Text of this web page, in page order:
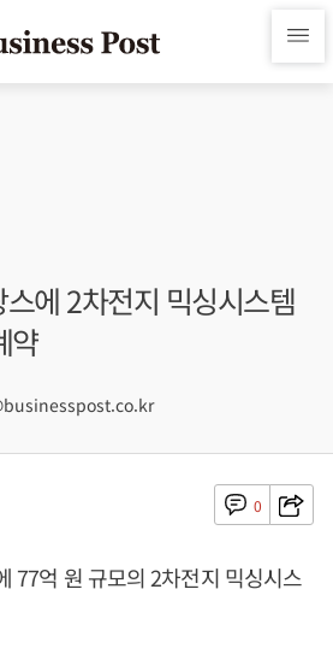
에 2차전지 믹싱시스템
약
0
77억 원 규모의 2차전지 믹싱시스